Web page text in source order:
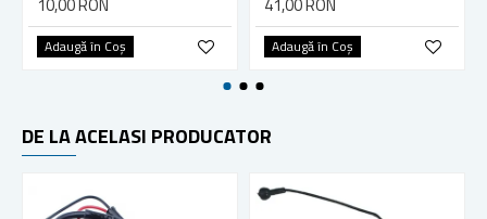
Adaugă în Coş Adaugă în Coş
DE LA ACELASI PRODUCATOR